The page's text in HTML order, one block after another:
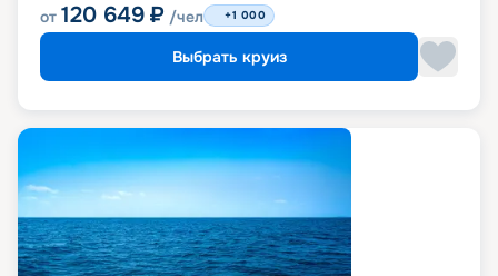
от 120 649 ₽ /чел +1 000
Выбрать круиз